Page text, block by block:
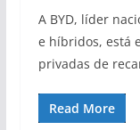
A BYD, líder
e híbridos, está
privadas de
Read More